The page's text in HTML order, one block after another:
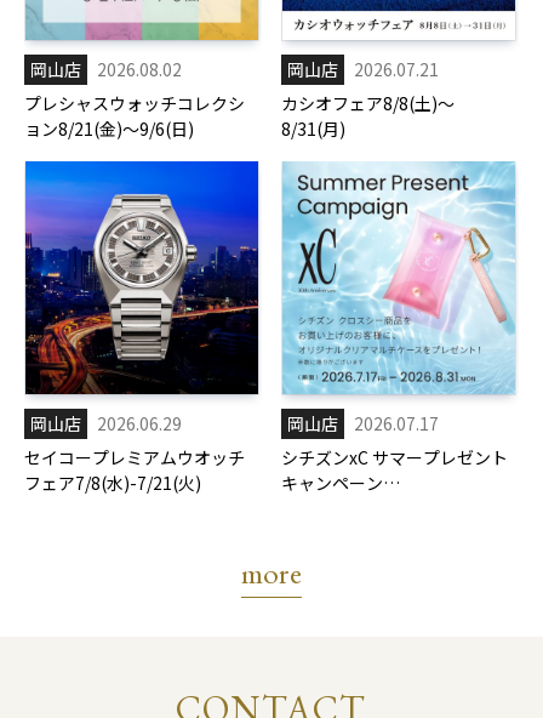
岡山店
2026.08.02
プレシャスウォッチコレクシ
ョン8/21(金)～9/6(日)
岡山店
2026.07.21
カシオフェア8/8(土)～
8/31(月)
岡山店
2026.06.29
セイコープレミアムウオッチ
フェア7/8(水)-7/21(火)
岡山店
2026.07.17
シチズンxC サマープレゼント
キャンペーン
more